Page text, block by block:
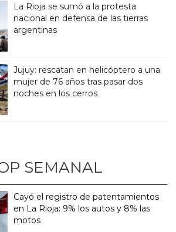
La Rioja se sumó a la protesta
nacional en defensa de las tierras
argentinas
Jujuy: rescatan en helicóptero a una
mujer de 76 años tras pasar dos
noches en los cerros
SEMANAL
Cayó el registro de patentamientos
en La Rioja: 9% los autos y 8% las
motos